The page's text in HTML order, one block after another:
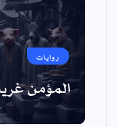
روايات
المؤمن